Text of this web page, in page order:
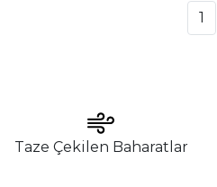
1
Taze Çekilen Baharatlar